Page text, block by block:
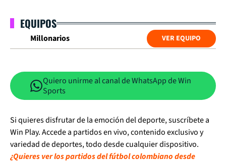
EQUIPOS
Millonarios VER EQUIPO
Quiero unirme al canal de WhatsApp de Win
Sports
Si quieres disfrutar de la emoción del deporte, suscríbete a
Win Play. Accede a partidos en vivo, contenido exclusivo y
variedad de deportes, todo desde cualquier dispositivo.
¿Quieres ver los partidos del fútbol colombiano desde